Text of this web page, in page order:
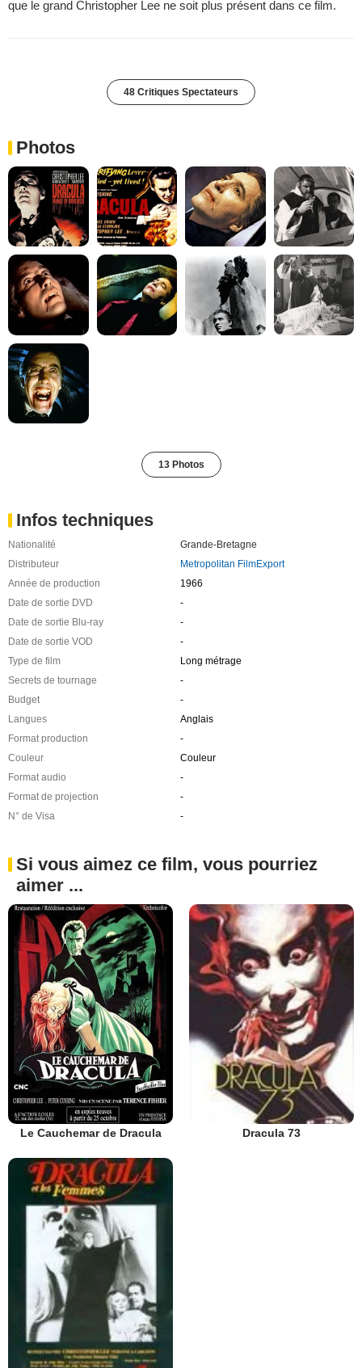
que le grand Christopher Lee ne soit plus présent dans ce film.
48 Critiques Spectateurs
Photos
13 Photos
Infos techniques
Nationalité
Grande-Bretagne
Distributeur
Metropolitan FilmExport
Année de production
1966
Date de sortie DVD
-
Date de sortie Blu-ray
-
Date de sortie VOD
-
Type de film
Long métrage
Secrets de tournage
-
Budget
-
Langues
Anglais
Format production
-
Couleur
Couleur
Format audio
-
Format de projection
-
N° de Visa
-
Si vous aimez ce film, vous pourriez
aimer ...
Le Cauchemar de Dracula Dracula 73